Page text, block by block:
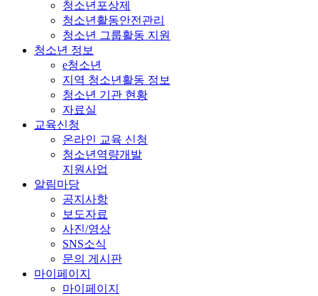
청소년포상제
청소년활동안전관리
청소년 그룹활동 지원
청소년 정보
e청소년
지역 청소년활동 정보
청소년 기관 현황
자료실
교육신청
온라인 교육 신청
청소년역량개발
지원사업
알림마당
공지사항
보도자료
사진/영상
SNS소식
문의 게시판
마이페이지
마이페이지